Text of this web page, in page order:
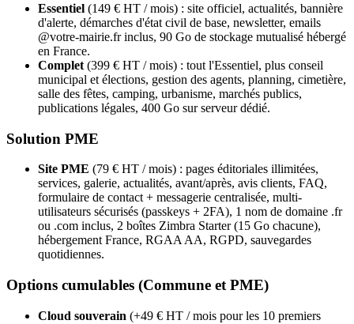
Essentiel (149 € HT / mois) : site officiel, actualités, bannière
d'alerte, démarches d'état civil de base, newsletter, emails
@votre-mairie.fr inclus, 90 Go de stockage mutualisé hébergé
en France.
Complet (399 € HT / mois) : tout l'Essentiel, plus conseil
municipal et élections, gestion des agents, planning, cimetière,
salle des fêtes, camping, urbanisme, marchés publics,
publications légales, 400 Go sur serveur dédié.
Solution PME
Site PME (79 € HT / mois) : pages éditoriales illimitées,
services, galerie, actualités, avant/après, avis clients, FAQ,
formulaire de contact + messagerie centralisée, multi-
utilisateurs sécurisés (passkeys + 2FA), 1 nom de domaine .fr
ou .com inclus, 2 boîtes Zimbra Starter (15 Go chacune),
hébergement France, RGAA AA, RGPD, sauvegardes
quotidiennes.
Options cumulables (Commune et PME)
Cloud souverain (+49 € HT / mois pour les 10 premiers